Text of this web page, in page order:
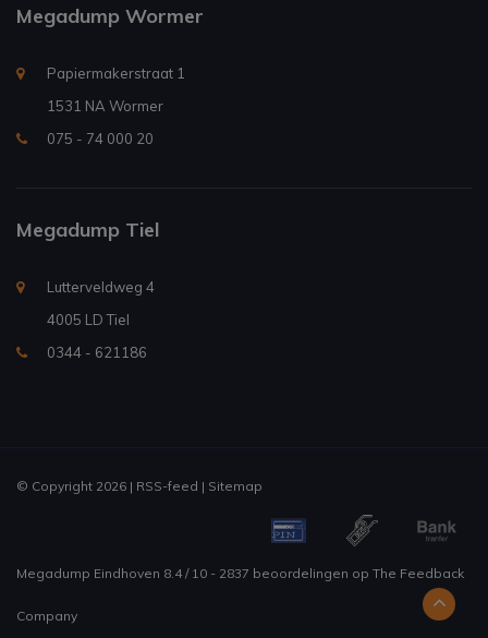
Megadump Wormer
Papiermakerstraat 1
1531 NA Wormer
075 - 74 000 20
Megadump Tiel
Lutterveldweg 4
4005 LD Tiel
0344 - 621186
© Copyright 2026 | RSS-feed | Sitemap
Megadump Eindhoven 8.4/ 10 - 2837 beoordelingen op The Feedback
Company